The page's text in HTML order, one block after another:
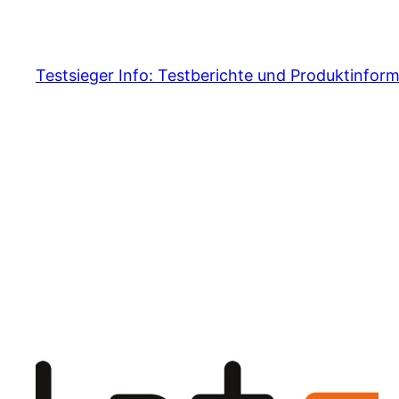
content
Testsieger Info: Testberichte und